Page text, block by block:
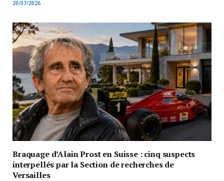
20/07/2026
Braquage d’Alain Prost en Suisse : cinq suspects
interpellés par la Section de recherches de
Versailles